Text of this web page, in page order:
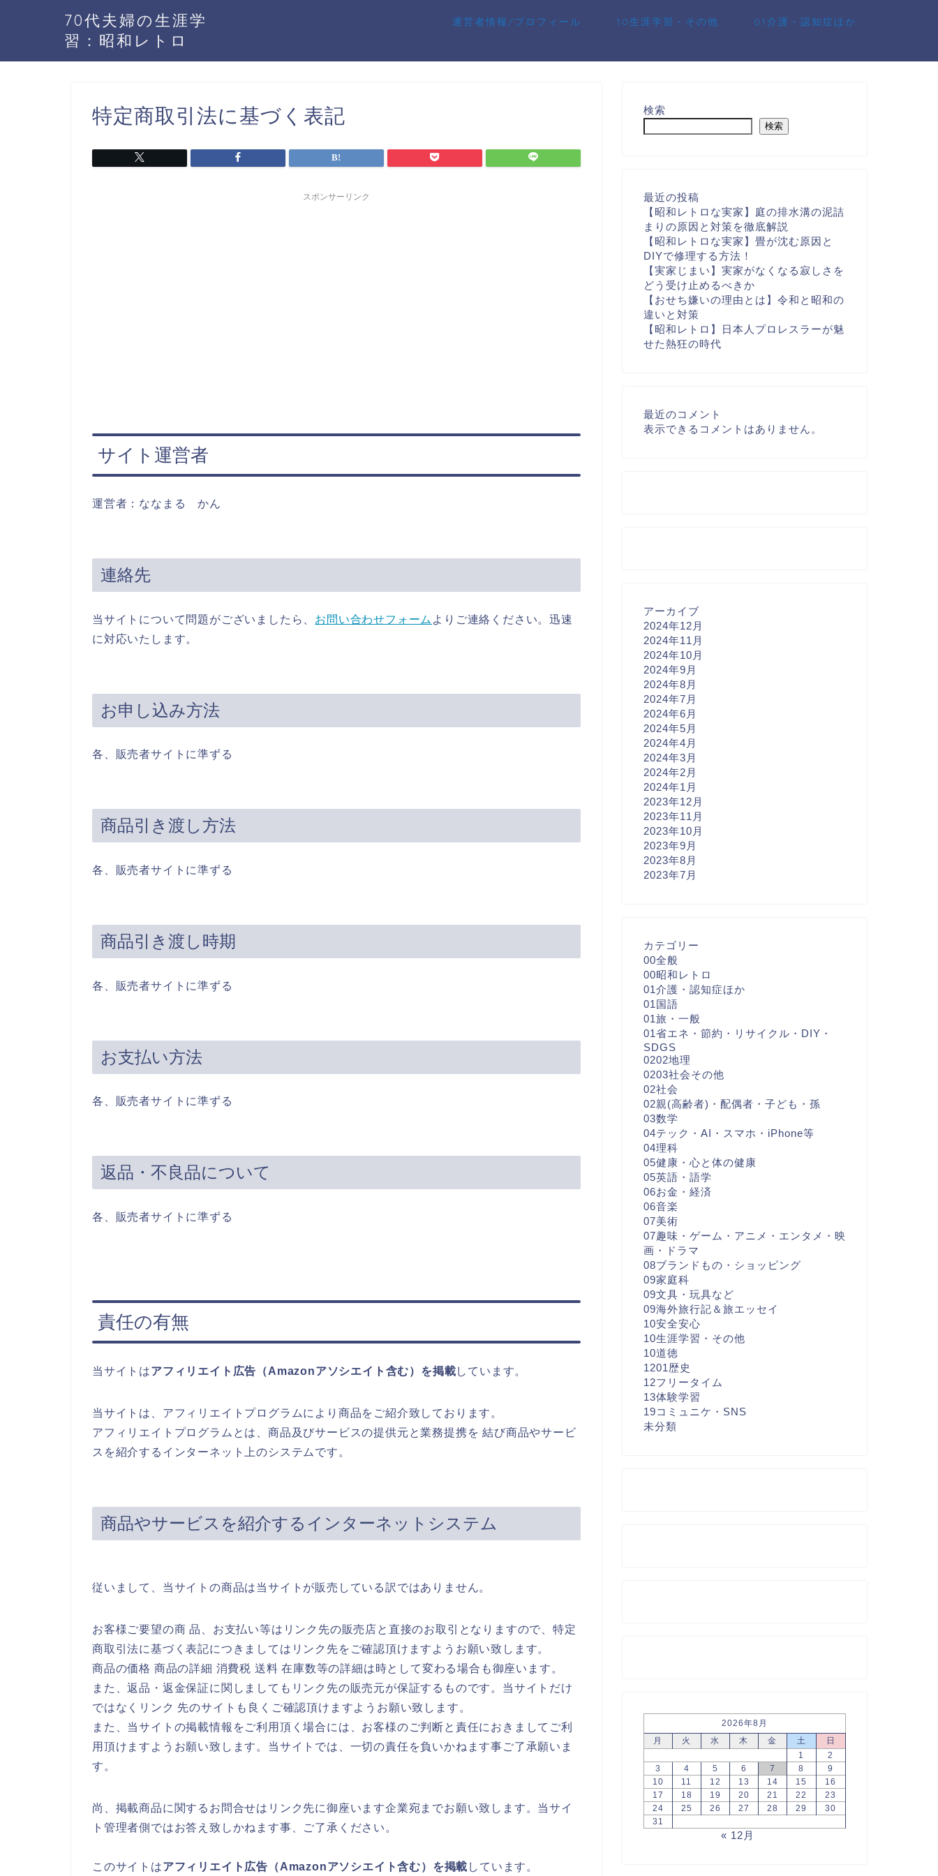
70代夫婦の生涯学
習：昭和レトロ
運営者情報/プロフィール 10生涯学習・その他 01介護・認知症ほか
特定商取引法に基づく表記
スポンサーリンク
サイト運営者
運営者：ななまる かん
連絡先
当サイトについて問題がございましたら、 お問い合わせフォーム よりご連絡ください。迅速
に対応いたします。
お申し込み方法
各、販売者サイトに準ずる
商品引き渡し方法
各、販売者サイトに準ずる
商品引き渡し時期
各、販売者サイトに準ずる
お支払い方法
各、販売者サイトに準ずる
返品・不良品について
各、販売者サイトに準ずる
責任の有無
当サイトはアフィリエイト広告（Amazonアソシエイト含む）を掲載しています。
当サイトは、アフィリエイトプログラムにより商品をご紹介致しております。
アフィリエイトプログラムとは、商品及びサービスの提供元と業務提携を 結び商品やサービ
スを紹介するインターネット上のシステムです。
商品やサービスを紹介するインターネットシステム
従いまして、当サイトの商品は当サイトが販売している訳ではありません。
お客様ご要望の商 品、お支払い等はリンク先の販売店と直接のお取引となりますので、特定
商取引法に基づく表記につきましてはリンク先をご確認頂けますようお願い致します。
商品の価格 商品の詳細 消費税 送料 在庫数等の詳細は時として変わる場合も御座います。
また、返品・返金保証に関しましてもリンク先の販売元が保証するものです。当サイトだけ
ではなくリンク 先のサイトも良くご確認頂けますようお願い致します。
また、当サイトの掲載情報をご利用頂く場合には、お客様のご判断と責任におきましてご利
用頂けますようお願い致します。当サイトでは、一切の責任を負いかねます事ご了承願いま
す。
尚、掲載商品に関するお問合せはリンク先に御座います企業宛までお願い致します。当サイ
ト管理者側ではお答え致しかねます事、ご了承ください。
このサイトはアフィリエイト広告（Amazonアソシエイト含む）を掲載 しています。
検索
検索
最近の投稿
【昭和レトロな実家】庭の排水溝の泥詰
まりの原因と対策を徹底解説
【昭和レトロな実家】畳が沈む原因と
DIYで修理する方法！
【実家じまい】実家がなくなる寂しさを
どう受け止めるべきか
【おせち嫌いの理由とは】令和と昭和の
違いと対策
【昭和レトロ】日本人プロレスラーが魅
せた熱狂の時代
最近のコメント
表示できるコメントはありません。
アーカイブ
2024年12月
2024年11月
2024年10月
2024年9月
2024年8月
2024年7月
2024年6月
2024年5月
2024年4月
2024年3月
2024年2月
2024年1月
2023年12月
2023年11月
2023年10月
2023年9月
2023年8月
2023年7月
カテゴリー
00全般
00昭和レトロ
01介護・認知症ほか
01国語
01旅・一般
01省エネ・節約・リサイクル・DIY・
SDGS
0202地理
0203社会その他
02社会
02親(高齢者)・配偶者・子ども・孫
03数学
04テック・AI・スマホ・iPhone等
04理科
05健康・心と体の健康
05英語・語学
06お金・経済
06音楽
07美術
07趣味・ゲーム・アニメ・エンタメ・映
画・ドラマ
08ブランドもの・ショッピング
09家庭科
09文具・玩具など
09海外旅行記＆旅エッセイ
10安全安心
10生涯学習・その他
10道徳
1201歴史
12フリータイム
13体験学習
19コミュニケ・SNS
未分類
2026年8月
月
火 水 木 金 土
日
1
2
3
4 5 6 7 8
9
10
11 12 13 14 15
16
17
18 19 20 21 22
23
24
25 26 27 28 29
30
31
« 12月